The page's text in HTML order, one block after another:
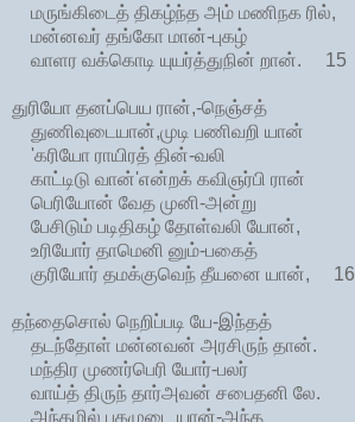
மருங்கிடைத் திகழ்ந்த அம் மணிநக ரில்,
மன்னவர் தங்கோ மான்-புகழ்
வாளர வக்கொடி யுயர்த்துநின் றான். 15
துரியோ தனப்பெய ரான்,-நெஞ்சத்
துணிவுடையான்,முடி பணிவறி யான்
'கரியோ ராயிரத் தின்-வலி
காட்டிடு வான்'என்றக் கவிஞர்பி ரான்
பெரியோன் வேத முனி-அன்று
பேசிடும் படிதிகழ் தோள்வலி யோன்,
உரியோர் தாமெனி னும்-பகைத்
குரியோர் தமக்குவெந் தீயனை யான், 16
தந்தைசொல் நெறிப்படி யே-இந்தத்
தடந்தோள் மன்னவன் அரசிருந் தான்.
மந்திர முணர்பெரி யோர்-பலர்
வாய்த் திருந் தார்அவன் சபைதனி லே.
அந்தமில் புகழுடை யான்-அந்த